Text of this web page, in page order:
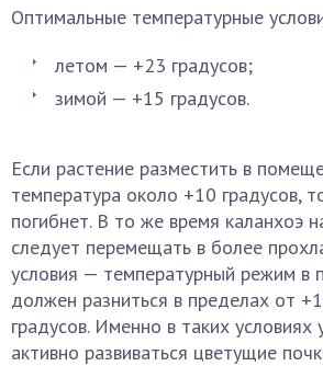
Оптимальные температурные
летом — +23 градусов;
зимой — +15 градусов.
Если растение разместить в
температура около +10 градусов,
погибнет. В то же время каланхоэ
следует перемещать в более
условия — температурный режим в
должен разниться в пределах от
градусов. Именно в таких условиях
активно развиваться цветущие